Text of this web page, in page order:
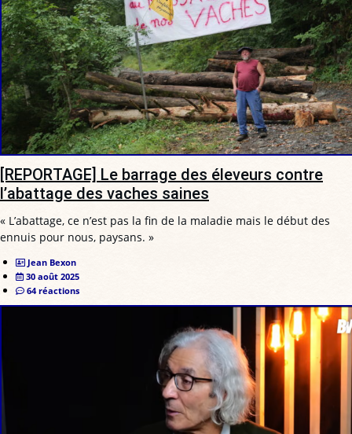
[REPORTAGE] Le barrage des éleveurs contre
l’abattage des vaches saines
« L’abattage, ce n’est pas la fin de la maladie mais le début des
ennuis pour nous, paysans. »
Jean Bexon
30 août 2025
64 réactions